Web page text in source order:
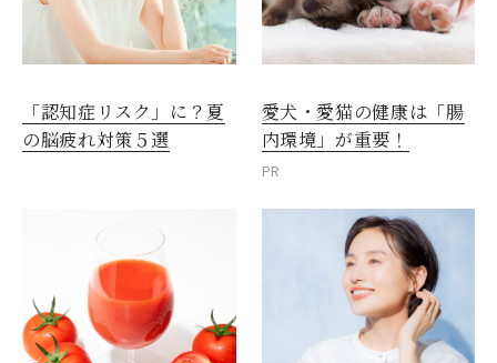
「認知症リスク」に？夏
の脳疲れ対策５選
愛犬・愛猫の健康は「腸
内環境」が重要！
PR